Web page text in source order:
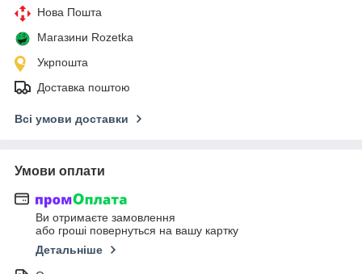
Нова Пошта
Магазини Rozetka
Укрпошта
Доставка поштою
Всі умови доставки
Умови оплати
Ви отримаєте замовлення
або гроші повернуться на вашу картку
Детальніше